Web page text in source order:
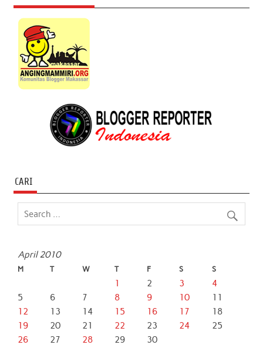
CARI
April 2010
M T W T F S S
1 2 3
4
5
6 7 8 9 10
11
12
13 14 15 16 17
18
19
20 21 22 23 24
25
26
27 28 29
30